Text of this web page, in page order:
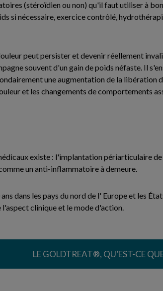
(stéroïdien ou non) qu'il faut utiliser à
si nécessaire, exercice contrôlé,
peut persister et devenir réellement
souvent d'un gain de poids néfaste. Il
une augmentation de la libération
et les changements de comportements
existe : l'implantation périarticulaire
un anti-inflammatoire à demeure.
dans les pays du nord de l' Europe et les
clinique et le mode d'action.
LE GOLDTREAT®, QU’EST-CE